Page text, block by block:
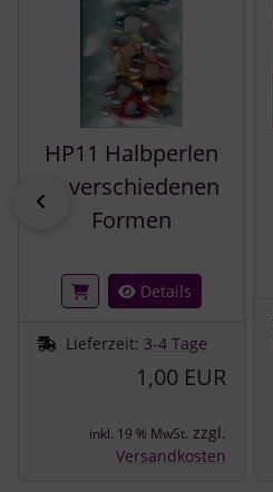
zurück
HP11 Halbperlen
in verschiedenen
Formen
Details
Lieferzeit: 3-4 Tage
1,00 EUR
inkl. 19 % MwSt. zzgl.
Versandkosten